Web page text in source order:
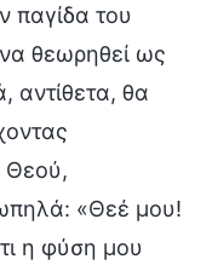
παγίδα του
θεωρηθεί ως
αντίθετα, θα
Θεού,
«Θεέ μου!
η φύση μου